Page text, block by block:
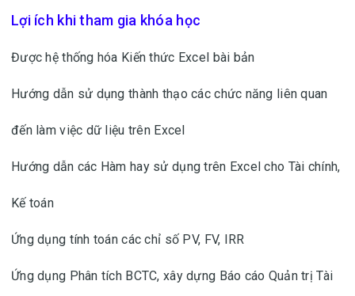
Lợi ích khi tham gia khóa học
Được hệ thống hóa Kiến thức Excel bài bản
Hướng dẫn sử dụng thành thạo các chức năng liên quan
đến làm việc dữ liệu trên Excel
Hướng dẫn các Hàm hay sử dụng trên Excel cho Tài chính,
Kế toán
Ứng dụng tính toán các chỉ số PV, FV, IRR
Ứng dụng Phân tích BCTC, xây dựng Báo cáo Quản trị Tài